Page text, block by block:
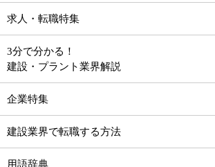
求人・転職特集
3分で分かる！
建設・プラント業界解説
企業特集
建設業界で転職する方法
用語辞典